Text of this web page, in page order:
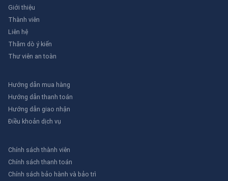
Giới thiệu
Thành viên
Liên hệ
Thăm dò ý kiến
Thư viên an toàn
Hướng dẫn mua hàng
Hướng dẫn thanh toán
Hướng dẫn giao nhận
Điều khoản dịch vụ
Chính sách thành viên
Chính sách thanh toán
Chính sách bảo hành và bảo trì